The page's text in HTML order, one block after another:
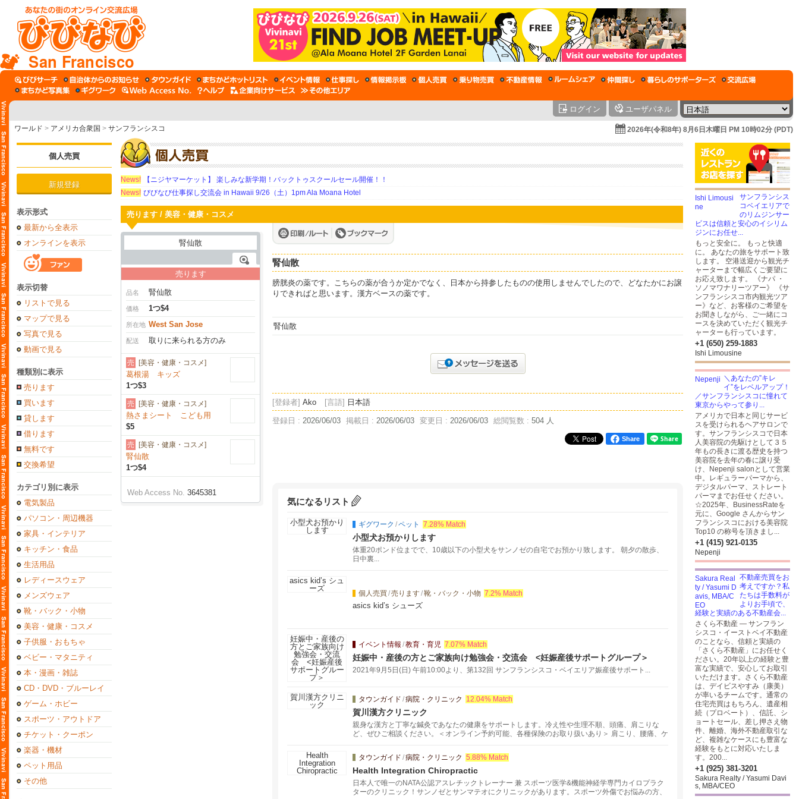
San Francisco
ログイン ユーザパネル
ワールド > アメリカ合衆国 > サンフランシスコ 2026年(令和8年) 8月6日木曜日 PM 10時02分 (PDT)
個人売買
新規登録
表示形式
最新から全表示
オンラインを表示
表示切替
リストで見る
マップで見る
写真で見る
動画で見る
種類別に表示
売ります
買います
貸します
借ります
無料です
交換希望
カテゴリ別に表示
電気製品
パソコン・周辺機器
家具・インテリア
キッチン・食品
生活用品
レディースウェア
メンズウェア
靴・バック・小物
美容・健康・コスメ
子供服・おもちゃ
ベビー・マタニティ
本・漫画・雑誌
CD・DVD・ブルーレイ
ゲーム・ホビー
スポーツ・アウトドア
チケット・クーポン
楽器・機材
ペット用品
その他
News!
【ニジヤマーケット】 楽しみな新学期！バックトゥスクールセール開催！！
News! びびなび仕事探し交流会 in Hawaii 9/26（土）1pm Ala Moana Hotel
売ります / 美容・健康・コスメ
売ります
品名 腎仙散
価格 1つ$4
所在地 West San Jose
配送 取りに来られる方のみ
売 [美容・健康・コスメ]
葛根湯 キッズ
1つ$3
売 [美容・健康・コスメ]
熱さまシート こども用
$5
売 [美容・健康・コスメ]
腎仙散
1つ$4
Web Access No. 3645381
腎仙散
膀胱炎の薬です。こちらの薬が合うか定かでなく、日本から持参したものの使用しませんでしたので、どなたかにお譲
りできればと思います。漢方ベースの薬です。
[登録者] Ako [言語] 日本語
登録日 : 2026/06/03 掲載日 : 2026/06/03 変更日 : 2026/06/03 総閲覧数 : 504 人
Share
気になるリスト
ギグワーク /ペット 7.28% Match
小型犬お預かりします
体重20ポンド位までで、10歳以下の小型犬をサンノゼの自宅でお預かり致します。 朝夕の散歩、
日中裏...
個人売買 /売ります/靴・バック・小物 7.2% Match
asics kid’s シューズ
イベント情報 /教育・育児 7.07% Match
妊娠中・産後の方とご家族向け勉強会・交流会 <妊娠産後サポートグループ＞
2021年9月5日(日) 午前10:00より、第132回 サンフランシスコ・ベイエリア娠産後サポート...
タウンガイド /病院・クリニック 12.04% Match
賀川漢方クリニック
親身な漢方と丁寧な鍼灸であなたの健康をサポートします。冷え性や生理不順、頭痛、肩こりな
ど、ぜひご相談ください。＜オンライン予約可能、各種保険のお取り扱いあり＞ 肩こり、腰痛、ケ
を遅らせる美容鍼もあります。不安、神経過敏、食欲過剰、禁煙などの精神的な問題には針を使わ
ない耳つぼ刺激という方法もあります。ご相談下さい。
タウンガイド /病院・クリニック 5.88% Match
Health Integration Chiropractic
日本人で唯一のNATA公認アスレチックトレーナー 兼 スポーツ医学&機能神経学専門カイロプラク
ターのクリニック！サンノゼとサンマテオにクリニックがあります。スポーツ外傷でお悩みの方、
サンフランシス
コベイエリアで
のリムジンサー
ビスは信頼と安心のイシリム
ジンにお任せ...
もっと安全に。 もっと快適
に。 あなたの旅をサポート致
します。 空港送迎から観光チ
ャーターまで幅広くご要望に
お応え致します。 《ナパ ・
ソノマワナリーツアー》 《サ
ンフランシスコ市内観光ツア
ー》など、お客様のご希望を
お聞きしながら、ご一緒にコ
ースを決めていただく観光チ
ャーターも行っています。
+1 (650) 259-1883
Ishi Limousine
＼あなたの”キレ
イ”をレベルアップ！
／サンフランシスコに憧れて
東京からやって参り...
アメリカで日本と同じサービ
スを受けられるヘアサロンで
す。サンフランシスコで日本
人美容院の先駆けとして３５
年もの長きに渡る歴史を持つ
美容院を去年の春に譲り受
け、Nepenji salonとして営業
中。レギュラーパーマから、
デジタルパーマ、ストレート
パーマまでお任せください。
☆2025年、BusinessRateを
元に、Google さんからサン
フランシスコにおける美容院
Top10 の称号を頂きまし...
+1 (415) 921-0135
Nepenji
不動産売買をお
考えですか？私
たちは手数料が
よりお手頃で、
経験と実績のある不動産会...
さくら不動産 — サンフラン
シスコ・イーストベイ不動産
のことなら、信頼と実績の
「さくら不動産」にお任せく
ださい。20年以上の経験と豊
富な実績で、安心してお取引
いただけます。さくら不動産
は、デイビスやすみ（康美）
が率いるチームです。通常の
住宅売買はもちろん、遺産相
続（プロベート）、信託、シ
ョートセール、差し押さえ物
件、離婚、海外不動産取引な
ど、複雑なケースにも豊富な
経験をもとに対応いたしま
す。200...
+1 (925) 381-3201
Sakura Realty / Yasumi Davi
s, MBA/CEO